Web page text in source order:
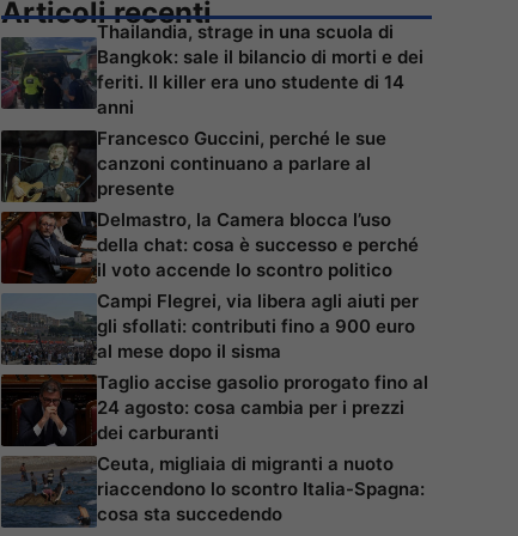
Articoli recenti
Thailandia, strage in una scuola di
Bangkok: sale il bilancio di morti e dei
feriti. Il killer era uno studente di 14
anni
Francesco Guccini, perché le sue
canzoni continuano a parlare al
presente
Delmastro, la Camera blocca l’uso
della chat: cosa è successo e perché
il voto accende lo scontro politico
Campi Flegrei, via libera agli aiuti per
gli sfollati: contributi fino a 900 euro
al mese dopo il sisma
Taglio accise gasolio prorogato fino al
24 agosto: cosa cambia per i prezzi
dei carburanti
Ceuta, migliaia di migranti a nuoto
riaccendono lo scontro Italia-Spagna:
cosa sta succedendo